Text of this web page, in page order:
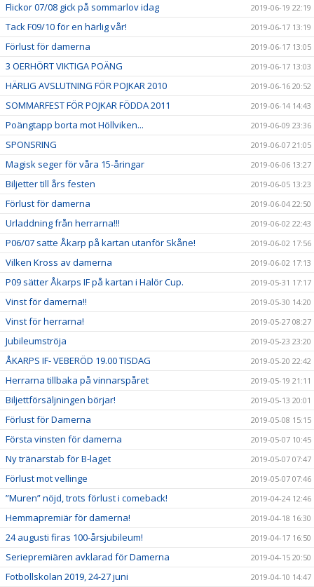
Flickor 07/08 gick på sommarlov idag 2019-06-19 22:19
Tack F09/10 för en härlig vår! 2019-06-17 13:19
Förlust för damerna 2019-06-17 13:05
3 OERHÖRT VIKTIGA POÄNG 2019-06-17 13:03
HÄRLIG AVSLUTNING FÖR POJKAR 2010 2019-06-16 20:52
SOMMARFEST FÖR POJKAR FÖDDA 2011 2019-06-14 14:43
Poängtapp borta mot Höllviken... 2019-06-09 23:36
SPONSRING 2019-06-07 21:05
Magisk seger för våra 15-åringar 2019-06-06 13:27
Biljetter till års festen 2019-06-05 13:23
Förlust för damerna 2019-06-04 22:50
Urladdning från herrarna!!! 2019-06-02 22:43
P06/07 satte Åkarp på kartan utanför Skåne! 2019-06-02 17:56
Vilken Kross av damerna 2019-06-02 17:13
P09 sätter Åkarps IF på kartan i Halör Cup. 2019-05-31 17:17
Vinst för damerna!! 2019-05-30 14:20
Vinst för herrarna! 2019-05-27 08:27
Jubileumströja 2019-05-23 23:20
ÅKARPS IF- VEBERÖD 19.00 TISDAG 2019-05-20 22:42
Herrarna tillbaka på vinnarspåret 2019-05-19 21:11
Biljettförsäljningen börjar! 2019-05-13 20:01
Förlust för Damerna 2019-05-08 15:15
Första vinsten för damerna 2019-05-07 10:45
Ny tränarstab för B-laget 2019-05-07 07:47
Förlust mot vellinge 2019-05-07 07:46
”Muren” nöjd, trots förlust i comeback! 2019-04-24 12:46
Hemmapremiär för damerna! 2019-04-18 16:30
24 augusti firas 100-årsjubileum! 2019-04-17 16:50
Seriepremiären avklarad för Damerna 2019-04-15 20:50
Fotbollskolan 2019, 24-27 juni 2019-04-10 14:47